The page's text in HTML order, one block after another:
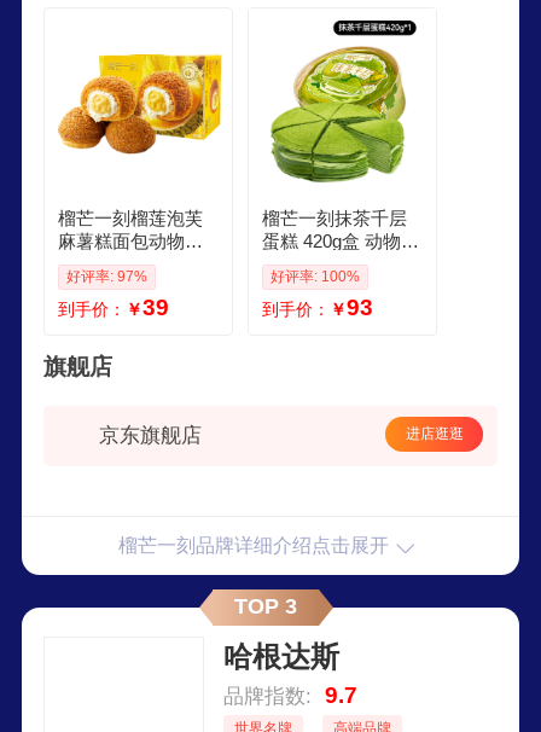
榴芒一刻榴莲泡芙
麻薯糕面包动物奶
油冰淇淋蛋糕45g2
枚下午茶年货礼盒
好评率: 97%
到手价： ￥39
榴芒一刻抹茶千层
蛋糕 420g盒 动物奶
油冰淇淋蛋糕下午
茶甜品点心蛋糕 动
物奶油 抹茶千层蛋
好评率: 100%
到手价： ￥93
旗舰店
京东旗舰店 进店逛逛
榴芒一刻品牌详细介绍点击展开
TOP 3
哈根达斯
品牌指数: 9.7
世界名牌 高端品牌